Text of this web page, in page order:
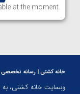
at the moment.
خانه کشتی | رسانه
وبسایت خانه کشتی،